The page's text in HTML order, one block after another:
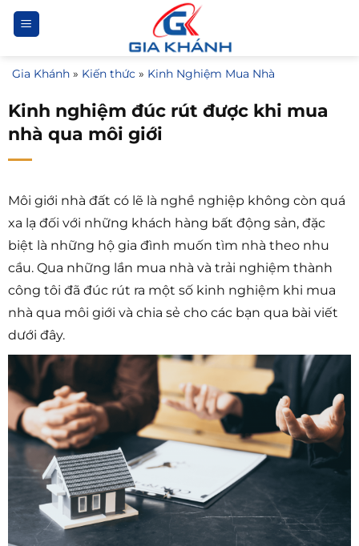
Bỏ
qua
dung
Gia Khánh » Kiến thức » Kinh Nghiệm Mua Nhà
Kinh nghiệm đúc rút được khi mua
nhà qua môi giới
Môi giới nhà đất có lẽ là nghề nghiệp không còn quá
xa lạ đối với những khách hàng bất động sản, đặc
biệt là những hộ gia đình muốn tìm nhà theo nhu
cầu. Qua những lần mua nhà và trải nghiệm thành
công tôi đã đúc rút ra một số kinh nghiệm khi mua
nhà qua môi giới và chia sẻ cho các bạn qua bài viết
dưới đây.